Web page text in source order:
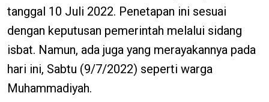
tanggal 10 Juli 2022. Penetapan ini sesuai
dengan keputusan pemerintah melalui sidang
isbat. Namun, ada juga yang merayakannya pada
hari ini, Sabtu (9/7/2022) seperti warga
Muhammadiyah.